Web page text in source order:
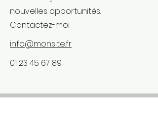
nouvelles opportunités.
Contactez-moi.
info@monsite.fr
01 23 45 67 89